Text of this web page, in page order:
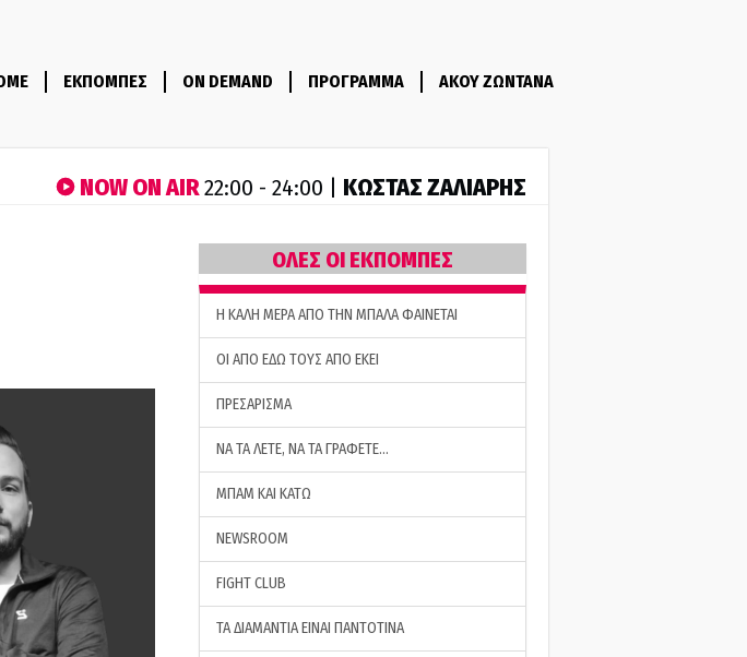
ΕΚΠΟΜΠΕΣ ON DEMAND ΠΡΟΓΡΑΜΜΑ ΑΚΟΥ ΖΩΝΤΑΝΑ
NOW ON AIR22:00 - 24:00 | ΚΩΣΤΑΣ ΖΑΛΙΑΡΗΣ
ΟΛΕΣ ΟΙ ΕΚΠΟΜΠΕΣ
H ΚΑΛΗ ΜΕΡΑ ΑΠΟ ΤΗΝ ΜΠΑΛΑ ΦΑΙΝΕΤΑΙ
ΟΙ ΑΠΟ ΕΔΩ ΤΟΥΣ ΑΠΟ ΕΚΕΙ
ΠΡΕΣΑΡΙΣΜΑ
ΝΑ ΤΑ ΛΕΤΕ, ΝΑ ΤΑ ΓΡΑΦΕΤΕ…
ΜΠΑΜ ΚΑΙ ΚΑΤΩ
NEWSROOM
FIGHT CLUB
ΤΑ ΔΙΑΜΑΝΤΙΑ ΕΙΝΑΙ ΠΑΝΤΟΤΙΝΑ